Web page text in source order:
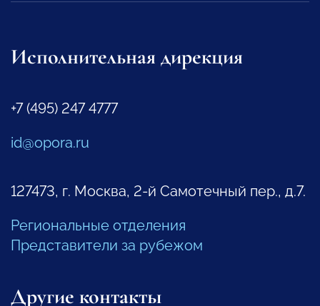
Исполнительная дирекция
+7 (495) 247 4777
id@opora.ru
127473, г. Москва, 2-й Самотечный пер., д.7.
Региональные отделения
Представители за рубежом
Другие контакты